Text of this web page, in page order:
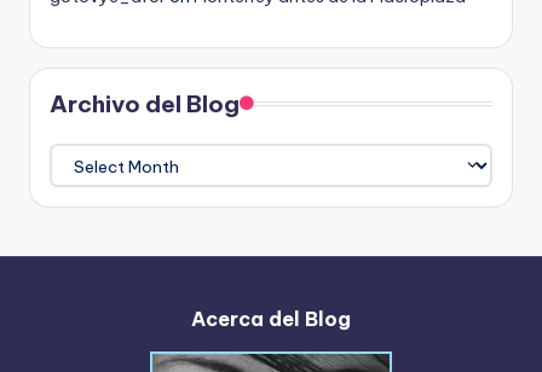
Archivo del Blog
Archivo
del
Blog
Acerca del Blog